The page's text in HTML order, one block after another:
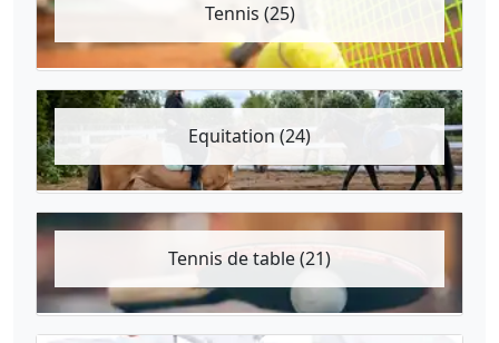
Tennis (25)
Equitation (24)
Tennis de table (21)